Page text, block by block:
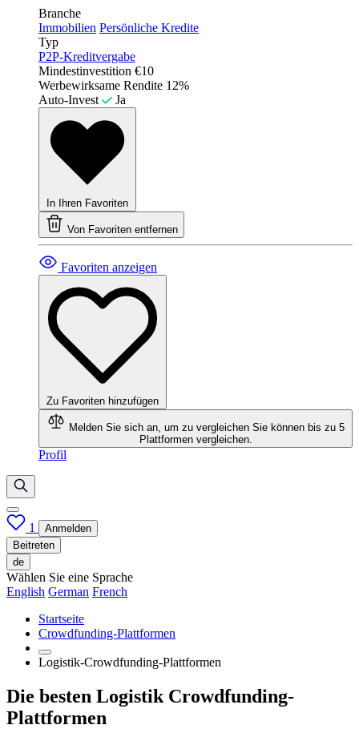
Branche
Immobilien Persönliche Kredite
Typ
P2P-Kreditvergabe
Mindestinvestition €10
Werbewirksame Rendite 12%
Auto-Invest
Ja
In Ihren Favoriten
Von Favoriten entfernen
Favoriten anzeigen
Zu Favoriten hinzufügen
Melden Sie sich an, um zu vergleichen Sie können bis zu 5
Plattformen vergleichen.
Profil
1
Anmelden
Beitreten
de
Wählen Sie eine Sprache
English German French
Startseite
Crowdfunding-Plattformen
Logistik-Crowdfunding-Plattformen
Die besten Logistik Crowdfunding-
Plattformen